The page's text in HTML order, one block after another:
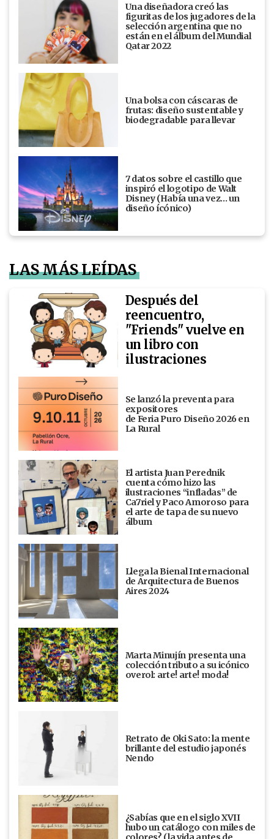
Una diseñadora creó las
figuritas de los jugadores de la
selección argentina que no
están en el álbum del Mundial
Qatar 2022
Una bolsa con cáscaras de
frutas: diseño sustentable y
biodegradable para llevar
7 datos sobre el castillo que
inspiró el logotipo de Walt
Disney (Había una vez... un
diseño ícónico)
LAS MÁS LEÍDAS
Después del
reencuentro,
"Friends" vuelve en
un libro con
ilustraciones
Se lanzó la preventa para
expositores
de Feria Puro Diseño 2026 en
La Rural
El artista Juan Perednik
cuenta cómo hizo las
ilustraciones “infladas” de
Ca7riel y Paco Amoroso para
el arte de tapa de su nuevo
álbum
Llega la Bienal Internacional
de Arquitectura de Buenos
Aires 2024
Marta Minujín presenta una
colección tributo a su icónico
overol: arte! arte! moda!
Retrato de Oki Sato: la mente
brillante del estudio japonés
Nendo
¿Sabías que en el siglo XVII
hubo un catálogo con miles de